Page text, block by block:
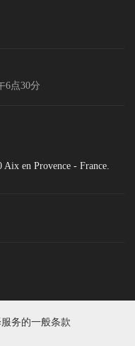
6点30分
en Provence - France.
务的一般条款